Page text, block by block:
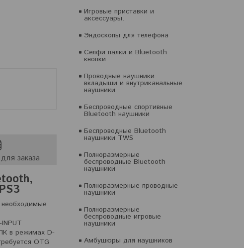
Игровые приставки и
аксессуары.
Эндоскопы для телефона
Селфи палки и Bluetooth
кнопки
Проводные наушники
вкладыши и внутриканальные
наушники
Беспроводные спортивные
Bluetooth наушники
Беспроводные Bluetooth
наушники TWS
Полноразмерные
беспроводные Bluetooth
наушники
Полноразмерные проводные
наушники
Полноразмерные
беспроводные игровые
наушники
Амбушюры для наушников
заказа
в режимах D-
OTG